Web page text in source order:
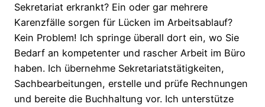
Sekretariat erkrankt? Ein oder gar mehrere
Karenzfälle sorgen für Lücken im Arbeitsablauf?
Kein Problem! Ich springe überall dort ein, wo Sie
Bedarf an kompetenter und rascher Arbeit im Büro
haben. Ich übernehme Sekretariatstätigkeiten,
Sachbearbeitungen, erstelle und prüfe Rechnungen
und bereite die Buchhaltung vor. Ich unterstütze